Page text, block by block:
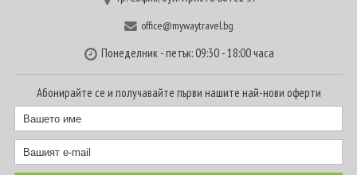
office@mywaytravel.bg
Понеделник - петък: 09:30 - 18:00 часа
Абонирайте се и получавайте първи нашите най-нови оферти